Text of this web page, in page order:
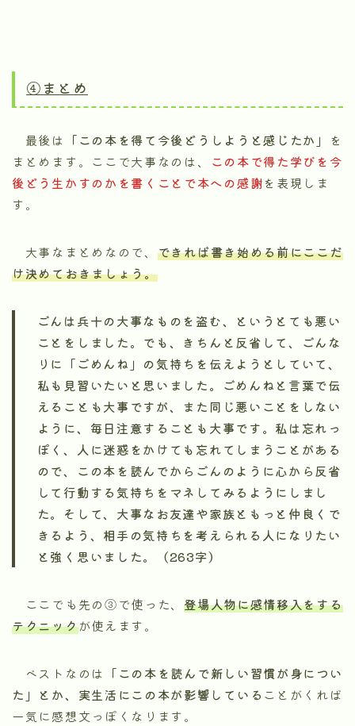
④まとめ
最後は 「この本を得て今後どうしようと感じたか」 を
まとめます。ここで大事なのは、
この本で得た学びを今
後どう生かすのかを書くことで本への感謝を表現しま
す。
大事なまとめなので、 できれば書き始める前にここだ
け決めておきましょう。
ごんは兵十の大事なものを盗む、というとても悪い
ことをしました。でも、きちんと反省して、ごんな
りに「ごめんね」の気持ちを伝えようとしていて、
私も見習いたいと思いました。ごめんねと言葉で伝
えることも大事ですが、また同じ悪いことをしない
ように、毎日注意することも大事です。私は忘れっ
ぽく、人に迷惑をかけても忘れてしまうことがある
ので、この本を読んでからごんのように心から反省
して行動する気持ちをマネしてみるようにしまし
た。そして、大事なお友達や家族ともっと仲良くで
きるよう、相手の気持ちを考えられる人になりたい
と強く思いました。（263字）
ここでも先の③で使った、登場人物に感情移入をする
テクニックが使えます。
ベストなのは 「この本を読んで新しい習慣が身につい
た」とか、実生活にこの本が影響している ことがくれば
一気に感想文っぽくなります。